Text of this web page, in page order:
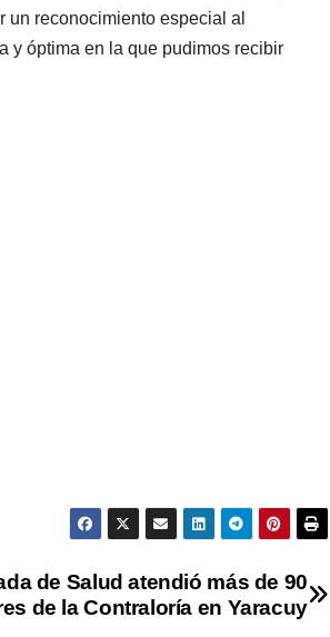
un reconocimiento especial al
y óptima en la que pudimos recibir
de Salud atendió más de 90
de la Contraloría en Yaracuy